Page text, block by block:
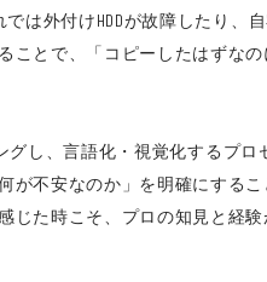
は外付けHDDが故障したり、
とで、「コピーしたはずな
し、言語化・視覚化するプ
不安なのか」を明確にする
た時こそ、プロの知見と経